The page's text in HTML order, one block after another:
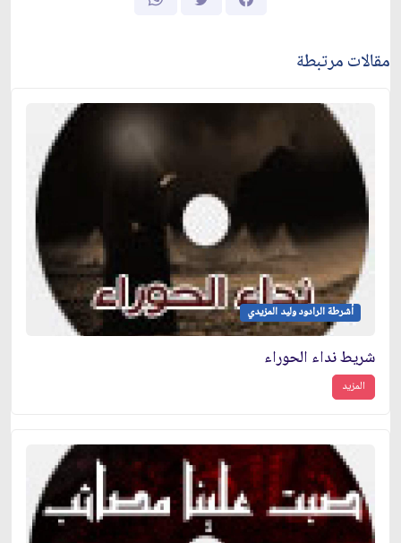
مقالات مرتبطة
أشرطة الرادود وليد المزيدي
شريط نداء الحوراء
المزيد